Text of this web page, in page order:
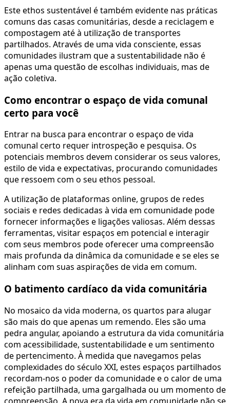
Este ethos sustentável é também evidente nas práticas
comuns das casas comunitárias, desde a reciclagem e
compostagem até à utilização de transportes
partilhados. Através de uma vida consciente, essas
comunidades ilustram que a sustentabilidade não é
apenas uma questão de escolhas individuais, mas de
ação coletiva.
Como encontrar o espaço de vida comunal
certo para você
Entrar na busca para encontrar o espaço de vida
comunal certo requer introspeção e pesquisa. Os
potenciais membros devem considerar os seus valores,
estilo de vida e expectativas, procurando comunidades
que ressoem com o seu ethos pessoal.
A utilização de plataformas online, grupos de redes
sociais e redes dedicadas à vida em comunidade pode
fornecer informações e ligações valiosas. Além dessas
ferramentas, visitar espaços em potencial e interagir
com seus membros pode oferecer uma compreensão
mais profunda da dinâmica da comunidade e se eles se
alinham com suas aspirações de vida em comum.
O batimento cardíaco da vida comunitária
No mosaico da vida moderna, os quartos para alugar
são mais do que apenas um remendo. Eles são uma
pedra angular, apoiando a estrutura da vida comunitária
com acessibilidade, sustentabilidade e um sentimento
de pertencimento. À medida que navegamos pelas
complexidades do século XXI, estes espaços partilhados
recordam-nos o poder da comunidade e o calor de uma
refeição partilhada, uma gargalhada ou um momento de